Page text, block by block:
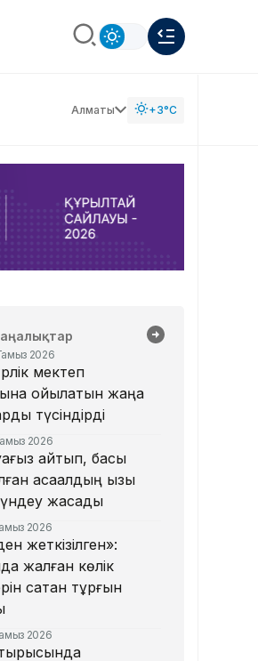
Алматы +3°C
2026
мектеп
қойылатын жаңа
түсіндірді
2026
айтып, басы
ақсақалдың қызы
үндеу жасады
2026
жеткізілген»:
жалған көлік
сатқан тұрғын
2026